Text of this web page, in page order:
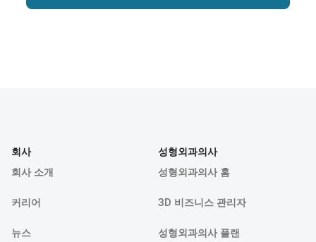
회사
회사 소개
커리어
뉴스
성형외과의사
성형외과의사 홈
3D 비즈니스 관리자
성형외과의사 플랜